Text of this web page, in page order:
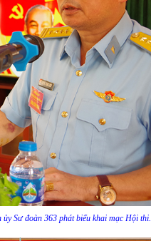
Sư đoàn 363 phát biểu khai mạc Hội thi.